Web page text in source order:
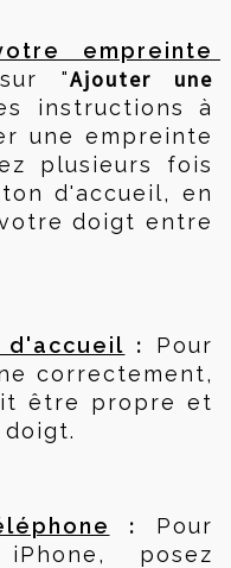
empreinte
"Ajouter une
instructions à
une empreinte
plusieurs fois
d'accueil, en
doigt entre
d'accueil :
Pour
correctement,
être propre et
: Pour
posez